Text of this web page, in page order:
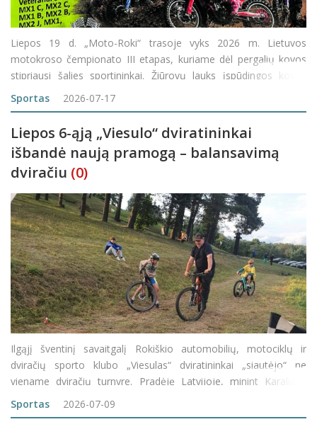
Liepos 19 d. „Moto-Roki“ trasoje vyks 2026 m. Lietuvos
motokroso čempionato III etapas, kuriame dėl pergalių kovos
stipriausi šalies sportininkai. Žiūrovų lauks įspūdingos kovos
dalyvaus įvairių amžiaus grupių
Sportas 2026-07-17
Liepos 6-ąją „Viesulo“ dviratininkai
išbandė naują pramogą – balansavimą
dviračiu (0)
Ilgąjį šventinį savaitgalį Rokiškio automobilių, motociklų ir
dviračių sporto klubo „Viesulas“ dviratininkai „siautėjo“ ne
viename dviračių turnyre. Pradėję Latvijoje, minint Karaliaus
piliakal
Sportas 2026-07-09